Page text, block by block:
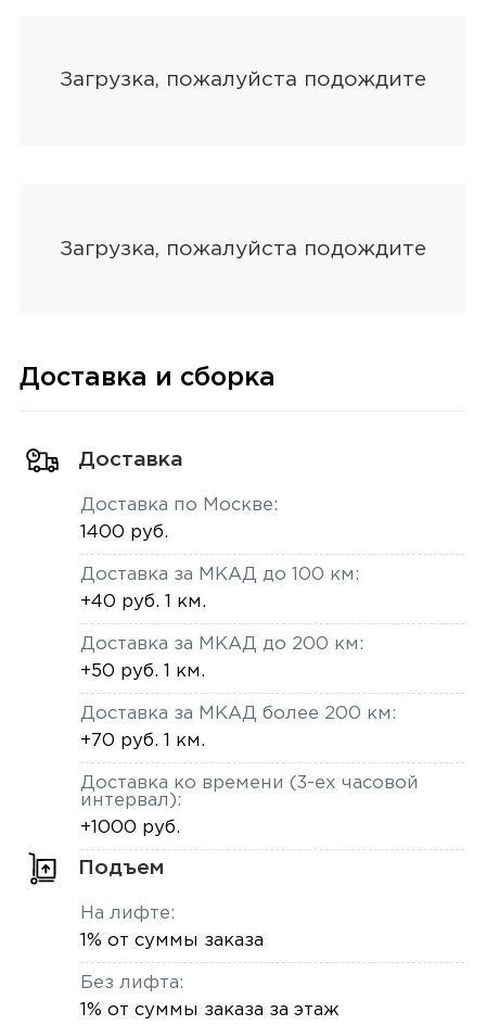
Доставка и сборка
Доставка
Доставка по Москве:
1400 руб.
Доставка за МКАД до 100 км:
+40 руб. 1 км.
Доставка за МКАД до 200 км:
+50 руб. 1 км.
Доставка за МКАД более 200 км:
+70 руб. 1 км.
Доставка ко времени (3-ех часовой
интервал):
+1000 руб.
Подъем
На лифте:
1% от суммы заказа
Без лифта:
1% от суммы заказа за этаж